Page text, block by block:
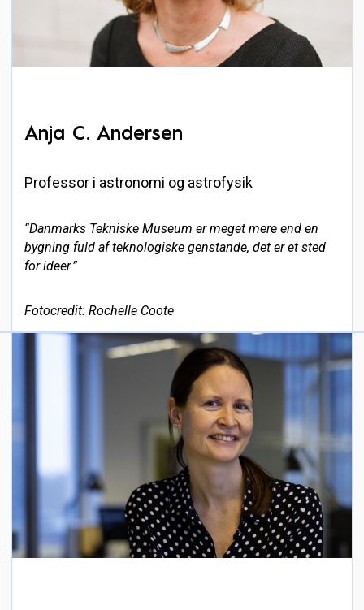
Anja C. Andersen
Professor i astronomi og astrofysik
“Danmarks Tekniske Museum er meget mere end en
bygning fuld af teknologiske genstande, det er et sted
for ideer.”
Fotocredit: Rochelle Coote